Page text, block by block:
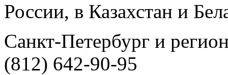
России, в Казахстан и
Санкт-Петербург и
(812) 642-90-95